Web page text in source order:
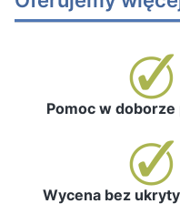
Pomoc w
Wycena bez